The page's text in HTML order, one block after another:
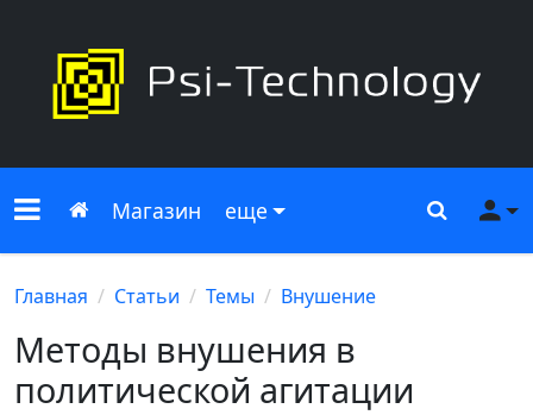
Меню сайта
Главная
Магазин еще Поиск
Главная Статьи Темы Внушение
Методы внушения в
политической агитации